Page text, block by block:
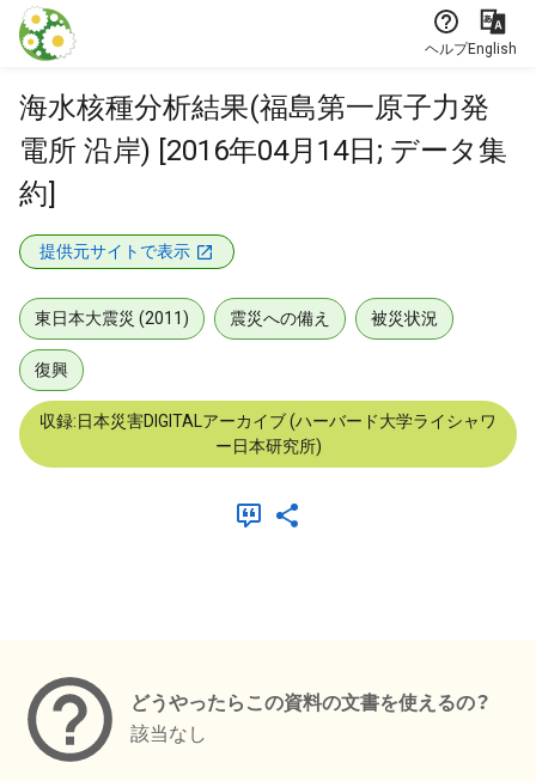
本文に飛ぶ
ヘルプEnglish
海水核種分析結果(福島第一原子力発
電所 沿岸) [2016年04月14日; データ集
約]
提供元サイトで表示
東日本大震災 (2011) 震災への備え 被災状況
復興
収録:日本災害DIGITALアーカイブ (ハーバード大学ライシャワ
ー日本研究所)
どうやったらこの資料の文書を使えるの？
該当なし